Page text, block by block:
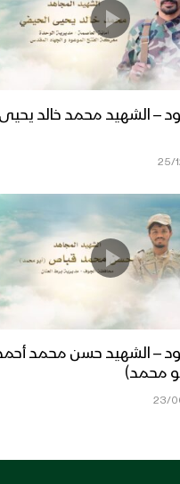
– الشهيد محمد خالد يحيى
25/
– الشهيد حسن محمد
محمد)
23/